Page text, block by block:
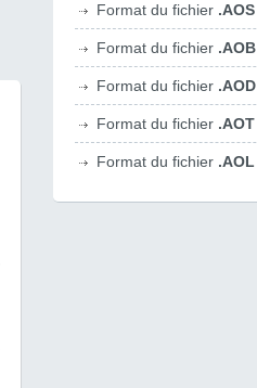
Format du fichier .AOS
Format du fichier .AOB
Format du fichier .AOD
Format du fichier .AOT
Format du fichier .AOL